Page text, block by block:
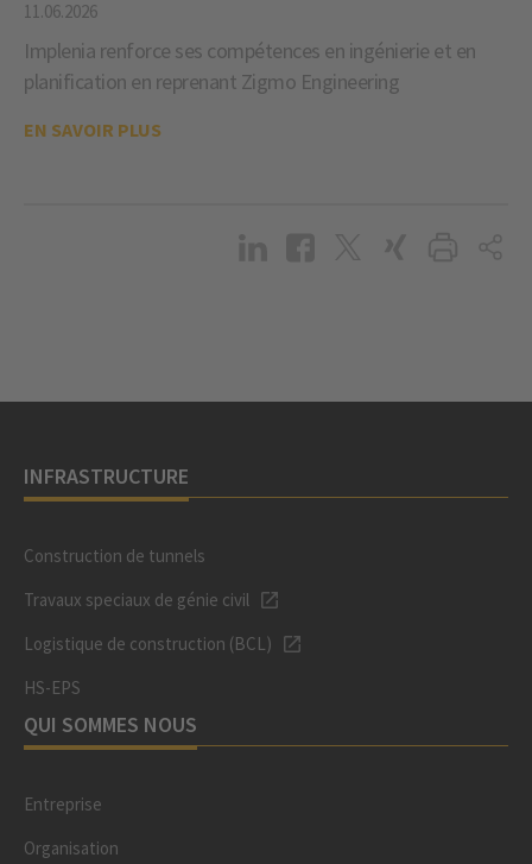
11.06.2026
Implenia renforce ses compétences en ingénierie et en
planification en reprenant Zigmo Engineering
EN SAVOIR PLUS
INFRASTRUCTURE
Construction de tunnels
Travaux speciaux de génie civil
Logistique de construction (BCL)
HS-EPS
QUI SOMMES NOUS
Entreprise
Organisation